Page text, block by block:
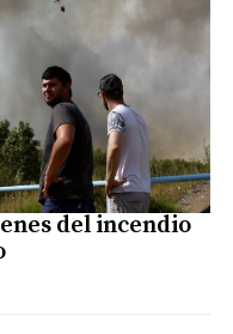
del incendio